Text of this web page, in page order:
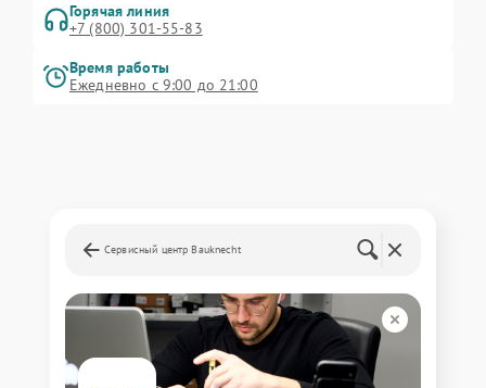
Горячая линия
+7 (800) 301-55-83
Время работы
Ежедневно с 9:00 до 21:00
Сервисный центр Bauknecht